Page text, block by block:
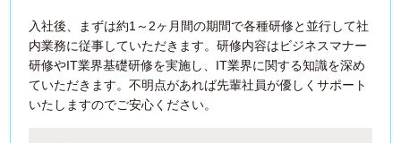
入社後、まずは約1～2ヶ月間の期間で各種研修と並行して社
内業務に従事していただきます。研修内容はビジネスマナー
研修やIT業界基礎研修を実施し、IT業界に関する知識を深め
ていただきます。不明点があれば先輩社員が優しくサポート
いたしますのでご安心ください。